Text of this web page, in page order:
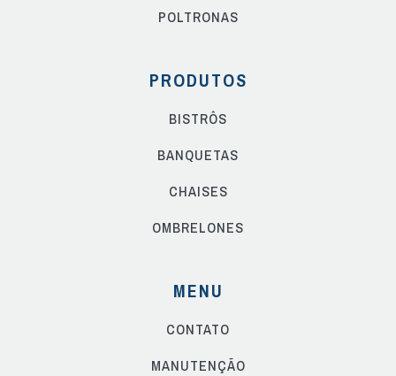
POLTRONAS
PRODUTOS
BISTRÔS
BANQUETAS
CHAISES
OMBRELONES
MENU
CONTATO
MANUTENÇÃO